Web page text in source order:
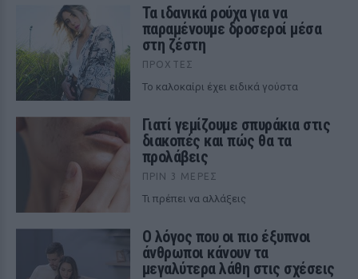
Τα ιδανικά ρούχα για να
παραμένουμε δροσεροί μέσα
στη ζέστη
ΠΡΟΧΤΈΣ
To καλοκαίρι έχει ειδικά γούστα
Γιατί γεμίζουμε σπυράκια στις
διακοπές και πώς θα τα
προλάβεις
ΠΡΙΝ 3 ΜΈΡΕΣ
Τι πρέπει να αλλάξεις
Ο λόγος που οι πιο έξυπνοι
άνθρωποι κάνουν τα
μεγαλύτερα λάθη στις σχέσεις